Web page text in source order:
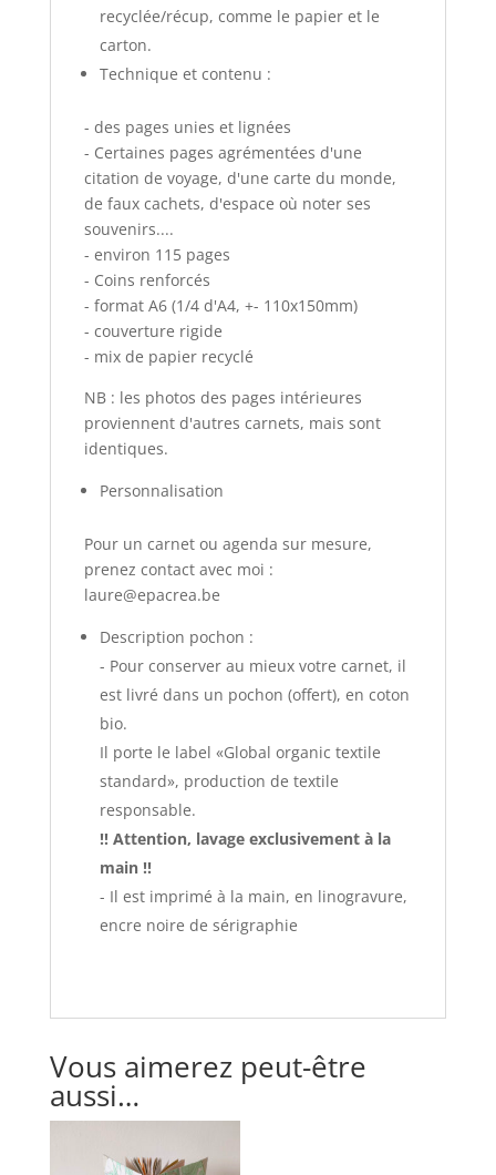
recyclée/récup, comme le papier et le
carton.
Technique et contenu :
- des pages unies et lignées
- Certaines pages agrémentées d'une
citation de voyage, d'une carte du monde,
de faux cachets, d'espace où noter ses
souvenirs....
- environ 115 pages
- Coins renforcés
- format A6 (1/4 d'A4, +- 110x150mm)
- couverture rigide
- mix de papier recyclé
NB : les photos des pages intérieures
proviennent d'autres carnets, mais sont
identiques.
Personnalisation
Pour un carnet ou agenda sur mesure,
prenez contact avec moi :
laure@epacrea.be
Description pochon :
- Pour conserver au mieux votre carnet, il
est livré dans un pochon (offert), en coton
bio.
Il porte le label «Global organic textile
standard», production de textile
responsable.
!! Attention, lavage exclusivement à la
main !!
- Il est imprimé à la main, en linogravure,
encre noire de sérigraphie
Vous aimerez peut-être
aussi…